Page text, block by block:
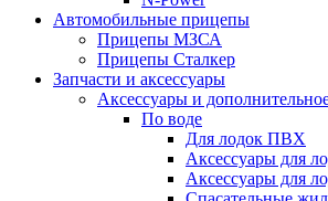
Автомобильные прицепы
Прицепы МЗСА
Прицепы Сталкер
Запчасти и аксессуары
Аксессуары и
По воде
Для лодок ПВХ
Аксессуары для
Аксессуары для